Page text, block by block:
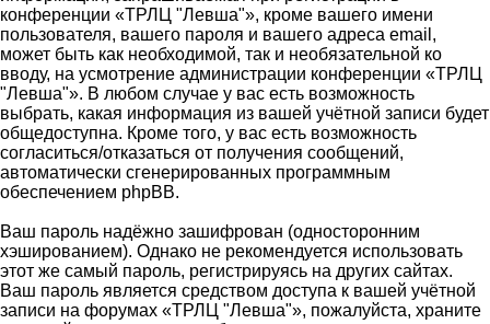
конференции «ТРЛЦ "Левша"», кроме вашего имени
пользователя, вашего пароля и вашего адреса email,
может быть как необходимой, так и необязательной ко
вводу, на усмотрение администрации конференции «ТРЛЦ
"Левша"». В любом случае у вас есть возможность
выбрать, какая информация из вашей учётной записи будет
общедоступна. Кроме того, у вас есть возможность
согласиться/отказаться от получения сообщений,
автоматически сгенерированных программным
обеспечением phpBB.
Ваш пароль надёжно зашифрован (односторонним
хэшированием). Однако не рекомендуется использовать
этот же самый пароль, регистрируясь на других сайтах.
Ваш пароль является средством доступа к вашей учётной
записи на форумах «ТРЛЦ "Левша"», пожалуйста, храните